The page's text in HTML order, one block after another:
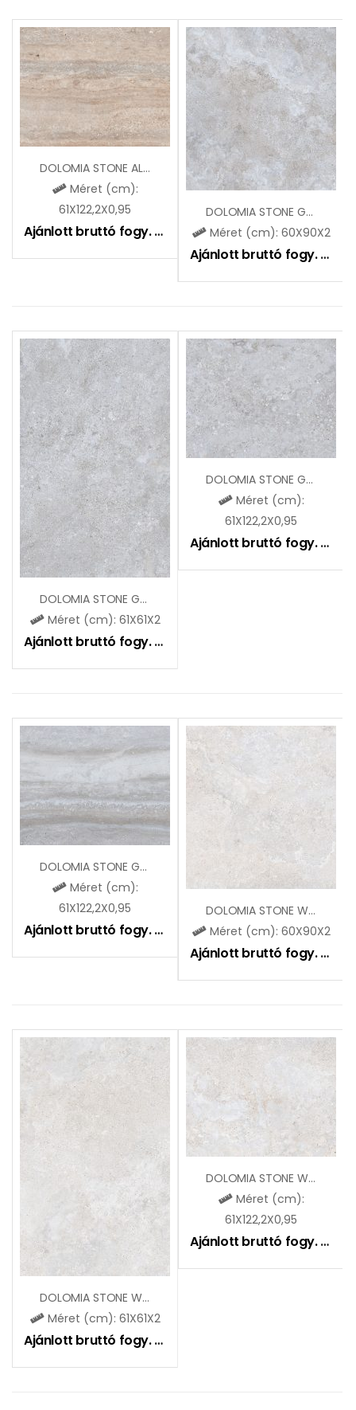
DOLOMIA STONE ALMOND-VEIN CUT OUTDOOR
Méret (cm):
61X122,2X0,95
Ajánlott bruttó fogy. ár: 12990Ft
DOLOMIA STONE GREY 2.0
Méret (cm): 60X90X2
Ajánlott bruttó fogy. ár:
DOLOMIA STONE GREY 2.0
Méret (cm): 61X61X2
Ajánlott bruttó fogy. ár:
DOLOMIA STONE GREY OUTDOOR
Méret (cm):
61X122,2X0,95
Ajánlott bruttó fogy. ár:
DOLOMIA STONE GREY-VEIN CUT OUTDOOR
Méret (cm):
61X122,2X0,95
Ajánlott bruttó fogy. ár: 12990Ft
DOLOMIA STONE WHITE 2.0
Méret (cm): 60X90X2
Ajánlott bruttó fogy. ár:
DOLOMIA STONE WHITE 2.0
Méret (cm): 61X61X2
Ajánlott bruttó fogy. ár:
DOLOMIA STONE WHITE OUTDOOR
Méret (cm):
61X122,2X0,95
Ajánlott bruttó fogy. ár: